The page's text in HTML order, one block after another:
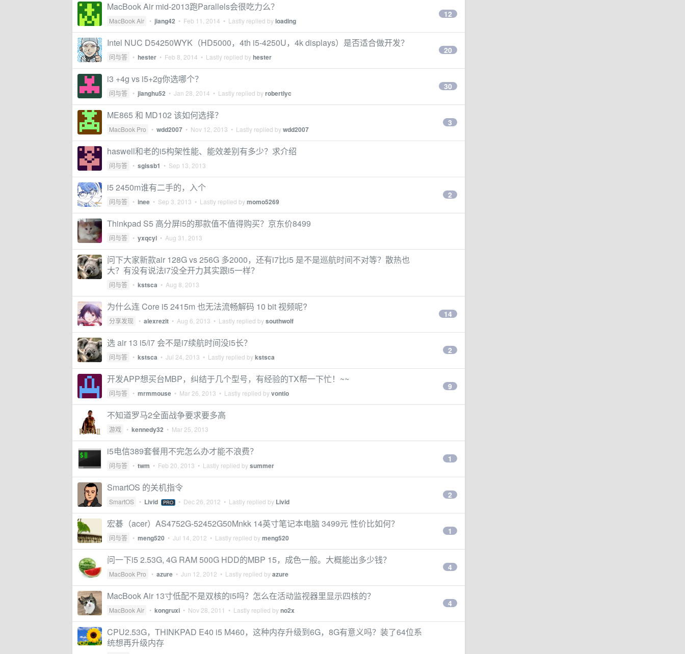
MacBook Air mid-2013跑Parallels会很吃力么？
MacBook Air • jiang42 • Feb 11, 2014 • Lastly replied byloading
12
Intel NUC D54250WYK（HD5000，4th i5-4250U，4k displays）是否适合做开发？
问与答 • hester • Feb 8, 2014 • Lastly replied byhester
20
i3 +4g vs i5+2g你选哪个？
问与答 • jianghu52 • Jan 28, 2014 • Lastly replied byrobertlyc
30
ME865 和 MD102 该如何选择？
MacBook Pro • wdd2007 • Nov 12, 2013 • Lastly replied bywdd2007
3
haswell和老的i5构架性能、能效差别有多少？求介绍
问与答 • sgissb1 • Sep 13, 2013
i5 2450m谁有二手的，入个
问与答 • inee • Sep 3, 2013 • Lastly replied bymomo5269
2
Thinkpad S5 高分屏i5的那款值不值得购买？京东价8499
问与答 • yxqcyl • Aug 31, 2013
问下大家新款air 128G vs 256G 多2000，还有i7比i5 是不是巡航时间不对等？散热也
大？有没有说法i7没全开力其实跟i5一样？
问与答 • kstsca • Aug 8, 2013
为什么连 Core i5 2415m 也无法流畅解码 10 bit 视频呢?
分享发现 • alexrezit • Aug 6, 2013 • Lastly replied bysouthwolf
14
选 air 13 i5/i7 会不是i7续航时间没i5长？
问与答 • kstsca • Jul 24, 2013 • Lastly replied bykstsca
2
开发APP想买台MBP，纠结于几个型号，有经验的TX帮一下忙！~~
问与答 • mrmmouse • Mar 26, 2013 • Lastly replied byvontio
9
不知道罗马2全面战争要求要多高
游戏 • kennedy32 • Mar 25, 2013
i5电信389套餐用不完怎么办才能不浪费？
问与答 • twm • Feb 20, 2013 • Lastly replied bysummer
1
SmartOS 的关机指令
SmartOS • Livid PRO • Dec 26, 2012 • Lastly replied by Livid
2
宏碁（acer）AS4752G-52452G50Mnkk 14英寸笔记本电脑 3499元 性价比如何？
问与答 • meng520 • Jul 14, 2012 • Lastly replied bymeng520
1
问一下i5 2.53G, 4G RAM 500G HDD的MBP 15，成色一般。大概能出多少钱？
MacBook Pro • azure • Jun 12, 2012 • Lastly replied byazure
4
MacBook Air 13寸低配不是双核的i5吗？怎么在活动监视器里显示四核的？
MacBook Air • kongruxi • Nov 28, 2011 • Lastly replied byno2x
4
CPU2.53G，THINKPAD E40 i5 M460，这种内存升级到6G，8G有意义吗？装了64位系
统想再升级内存